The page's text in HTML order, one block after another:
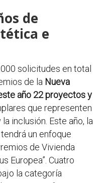
de
e
solicitudes en total
de la Nueva
año 22 proyectos y
que representen
inclusión. Este año, la
un enfoque
de Vivienda
Europea”. Cuatro
la categoría